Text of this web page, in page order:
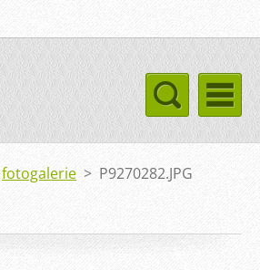
fotogalerie > P9270282.JPG